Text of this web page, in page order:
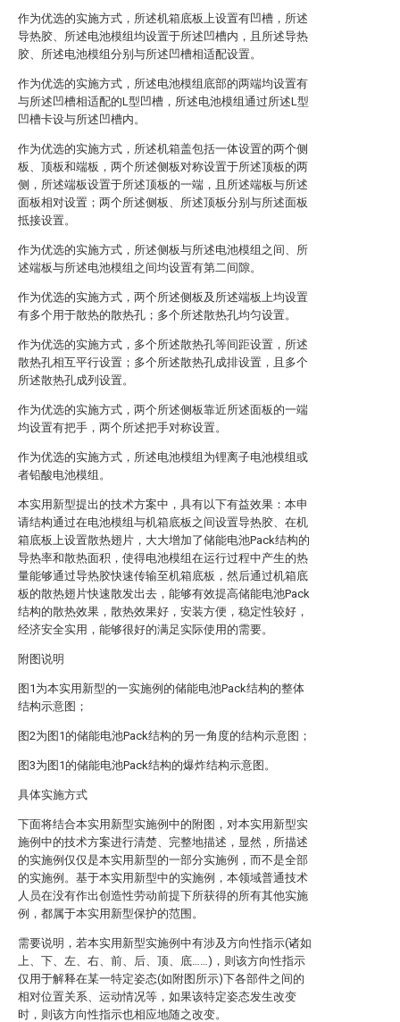
作为优选的实施方式，所述机箱底板上设置有凹槽，所述
导热胶、所述电池模组均设置于所述凹槽内，且所述导热
胶、所述电池模组分别与所述凹槽相适配设置。
作为优选的实施方式，所述电池模组底部的两端均设置有
与所述凹槽相适配的L型凹槽，所述电池模组通过所述L型
凹槽卡设与所述凹槽内。
作为优选的实施方式，所述机箱盖包括一体设置的两个侧
板、顶板和端板，两个所述侧板对称设置于所述顶板的两
侧，所述端板设置于所述顶板的一端，且所述端板与所述
面板相对设置；两个所述侧板、所述顶板分别与所述面板
抵接设置。
作为优选的实施方式，所述侧板与所述电池模组之间、所
述端板与所述电池模组之间均设置有第二间隙。
作为优选的实施方式，两个所述侧板及所述端板上均设置
有多个用于散热的散热孔；多个所述散热孔均匀设置。
作为优选的实施方式，多个所述散热孔等间距设置，所述
散热孔相互平行设置；多个所述散热孔成排设置，且多个
所述散热孔成列设置。
作为优选的实施方式，两个所述侧板靠近所述面板的一端
均设置有把手，两个所述把手对称设置。
作为优选的实施方式，所述电池模组为锂离子电池模组或
者铅酸电池模组。
本实用新型提出的技术方案中，具有以下有益效果：本申
请结构通过在电池模组与机箱底板之间设置导热胶、在机
箱底板上设置散热翅片，大大增加了储能电池Pack结构的
导热率和散热面积，使得电池模组在运行过程中产生的热
量能够通过导热胶快速传输至机箱底板，然后通过机箱底
板的散热翅片快速散发出去，能够有效提高储能电池Pack
结构的散热效果，散热效果好，安装方便，稳定性较好，
经济安全实用，能够很好的满足实际使用的需要。
附图说明
图1为本实用新型的一实施例的储能电池Pack结构的整体
结构示意图；
图2为图1的储能电池Pack结构的另一角度的结构示意图；
图3为图1的储能电池Pack结构的爆炸结构示意图。
具体实施方式
下面将结合本实用新型实施例中的附图，对本实用新型实
施例中的技术方案进行清楚、完整地描述，显然，所描述
的实施例仅仅是本实用新型的一部分实施例，而不是全部
的实施例。基于本实用新型中的实施例，本领域普通技术
人员在没有作出创造性劳动前提下所获得的所有其他实施
例，都属于本实用新型保护的范围。
需要说明，若本实用新型实施例中有涉及方向性指示(诸如
上、下、左、右、前、后、顶、底……)，则该方向性指示
仅用于解释在某一特定姿态(如附图所示)下各部件之间的
相对位置关系、运动情况等，如果该特定姿态发生改变
时，则该方向性指示也相应地随之改变。